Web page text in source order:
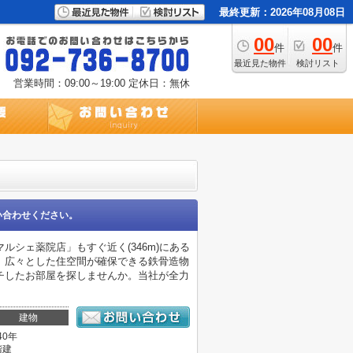
最終更新：2026年08月08日
00件
最近見た物件
00件
検討リスト
営業時間：09:00～19:00 定休日：無休
わせください。
シェ薬院店」もすぐ近く(346m)にある
々とした住空間が確保できる鉄骨造物
たお部屋を探しませんか。当社が全力
建物
年
建